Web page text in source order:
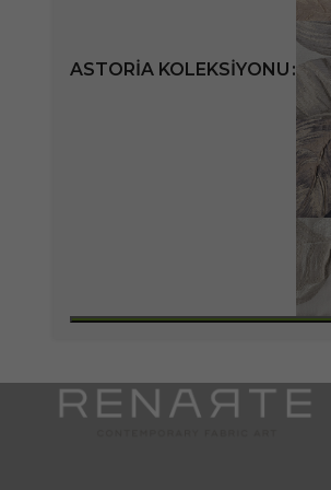
ASTORIA KOLEKSIYONU